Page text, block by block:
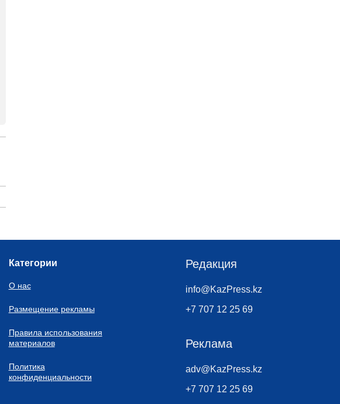
Категории
О нас
Размещение рекламы
Правила использования
материалов
Политика
конфиденциальности
Редакция
info@KazPress.kz
+7 707 12 25 69
Реклама
adv@KazPress.kz
+7 707 12 25 69